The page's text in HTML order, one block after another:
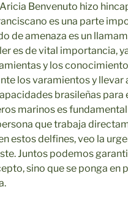
Benvenuto hizo
es una parte
de amenaza es un
es de vital importancia,
y los
los varamientos y llevar
brasileñas
marinos es
que trabaja
estos delfines, veo la
Juntos podemos
sino que se ponga en